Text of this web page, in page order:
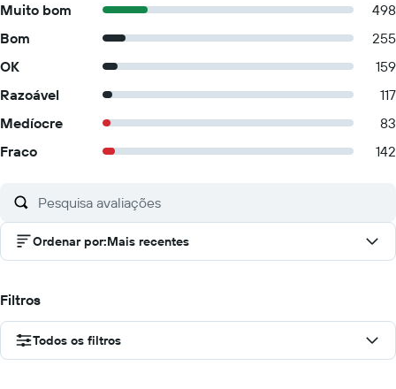
Muito bom
498
Bom
255
OK
159
Razoável
117
Medíocre
83
Fraco
142
Ordenar por:Mais recentes
Filtros
Todos os filtros